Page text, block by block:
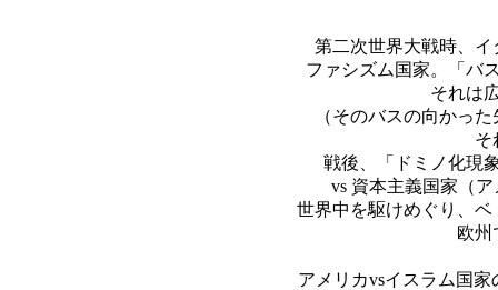
第二次世界大戦時、
ファシズム国家。「バ
それは
（そのバスの向かっ
そ
戦後、「ドミノ化現
vs 資本主義国家（
世界中を駆けめぐり、
欧州
アメリカvsイスラム国